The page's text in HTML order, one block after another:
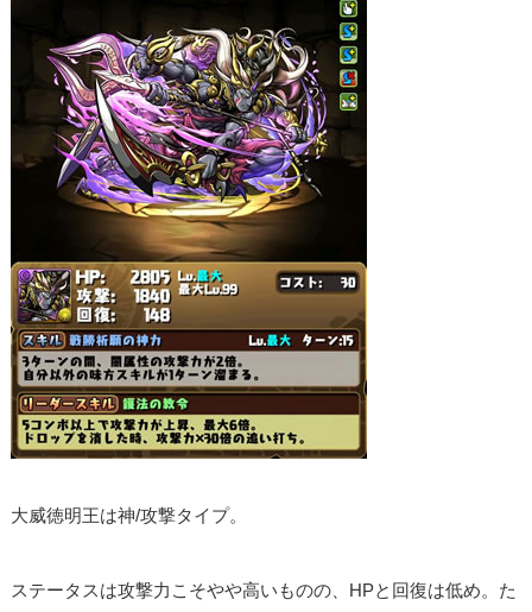
大威徳明王は神/攻撃タイプ。
ステータスは攻撃力こそやや高いものの、HPと回復は低め。た